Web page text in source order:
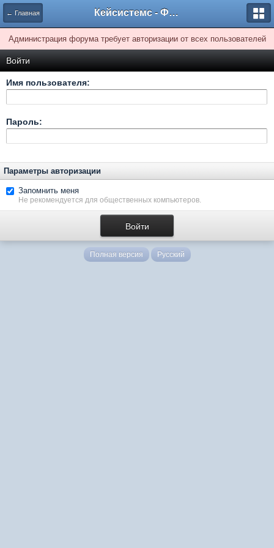
← Главная Кейсистемс - Форумы
Администрация форума требует авторизации от всех пользователей
Войти
Имя пользователя:
Пароль:
Параметры авторизации
Запомнить меня
Не рекомендуется для общественных компьютеров.
Полная версия Русский